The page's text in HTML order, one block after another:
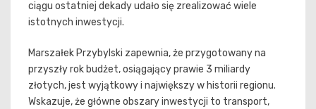
ciągu ostatniej dekady udało się zrealizować wiele
istotnych inwestycji.
Marszałek Przybylski zapewnia, że przygotowany na
przyszły rok budżet, osiągający prawie 3 miliardy
złotych, jest wyjątkowy i największy w historii regionu.
Wskazuje, że główne obszary inwestycji to transport,